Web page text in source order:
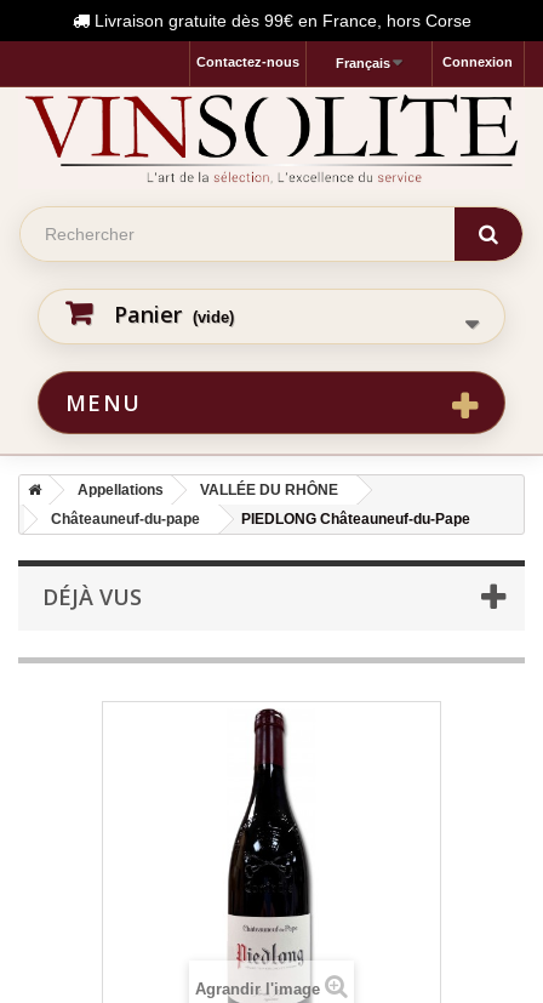
Livraison gratuite dès 99€ en France, hors Corse
Connexion
Français
Contactez-nous
Panier (vide)
MENU
Appellations
VALLÉE DU RHÔNE
Châteauneuf-du-pape
PIEDLONG Châteauneuf-du-Pape
DÉJÀ VUS
Agrandir l'image